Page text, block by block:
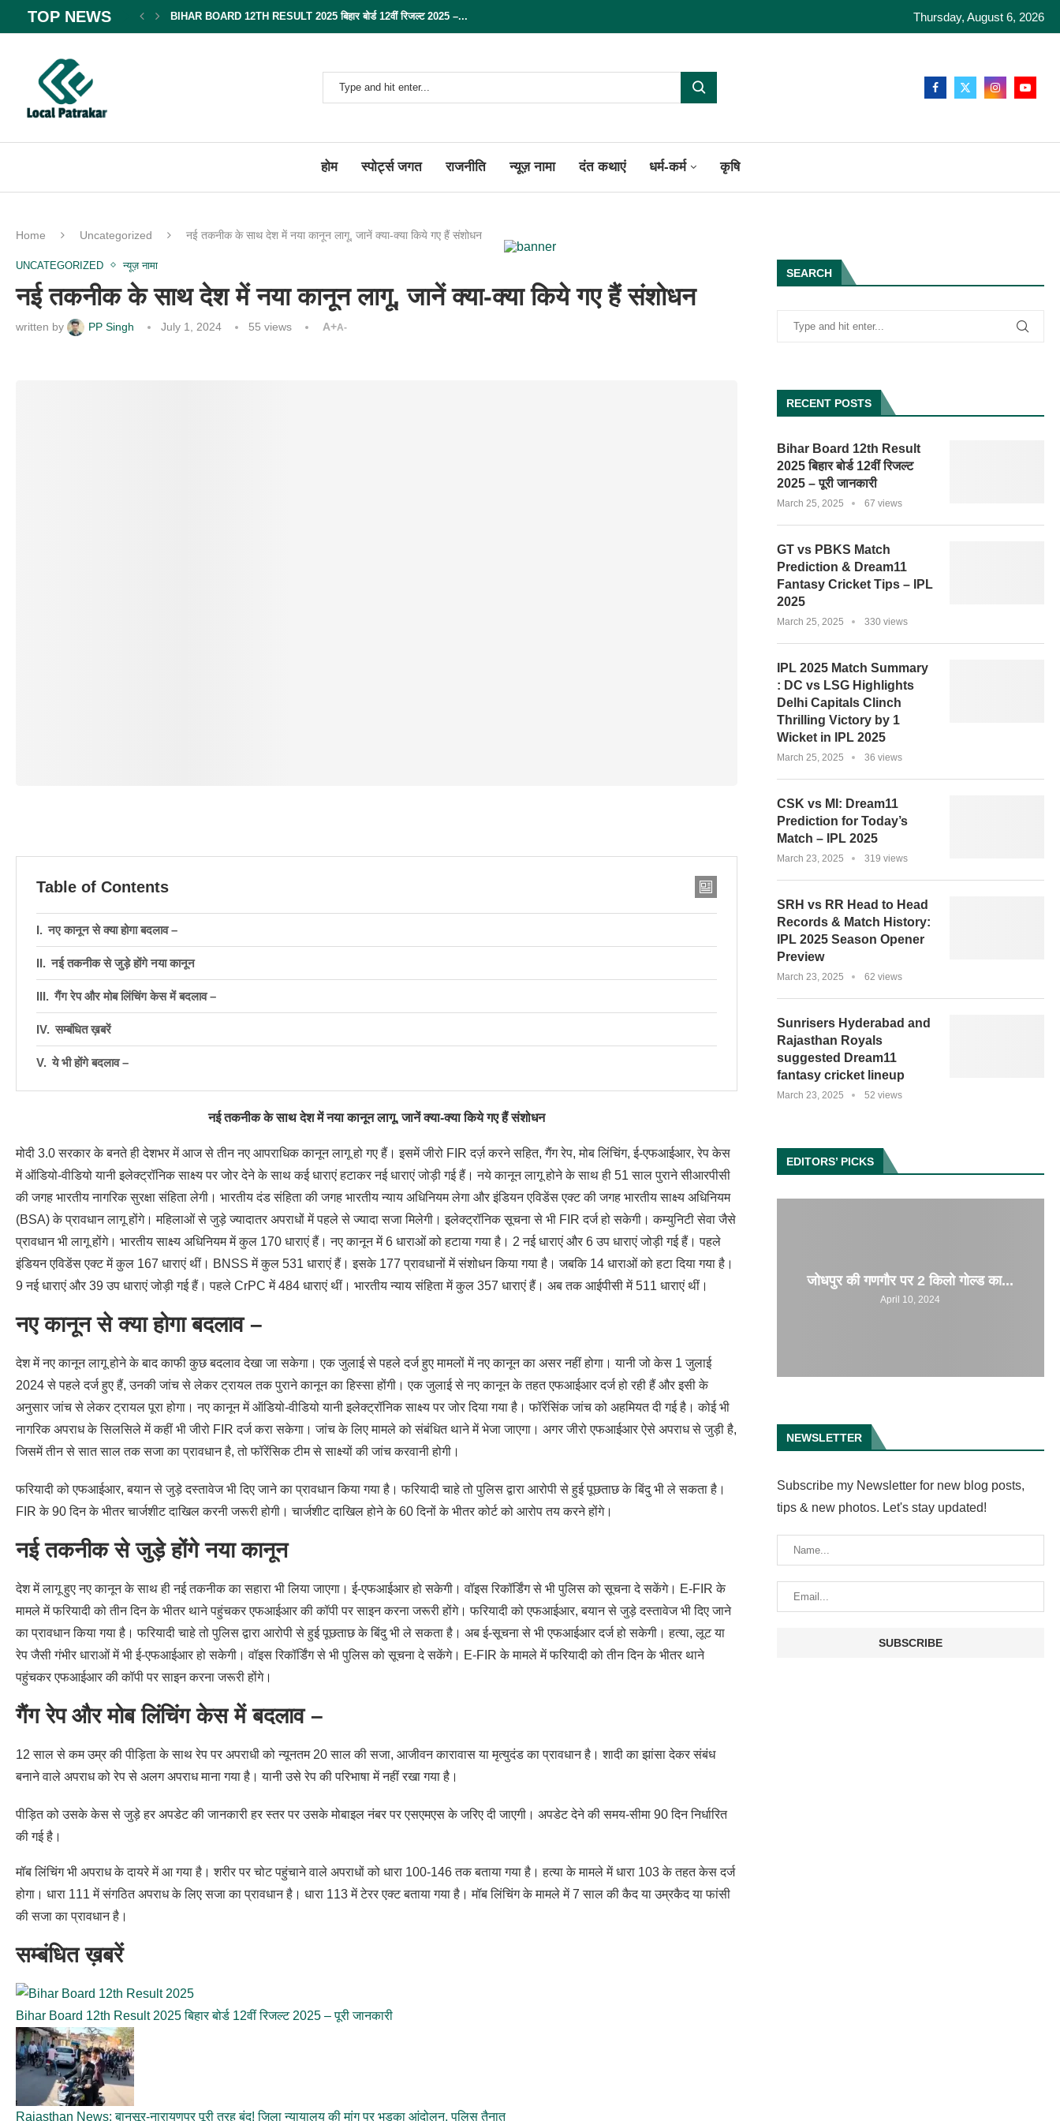
TOP NEWS BIHAR BOARD 12TH RESULT 2025 बिहार बोर्ड 12वीं रिजल्ट 2025 –... Thursday, August 6, 2026
होम स्पोर्ट्स जगत राजनीति न्यूज़ नामा दंत कथाएं धर्म-कर्म कृषि
Home Uncategorized नई तकनीक के साथ देश में नया कानून लागू, जानें क्या-क्या किये गए हैं संशोधन
UNCATEGORIZED न्यूज़ नामा
नई तकनीक के साथ देश में नया कानून लागू, जानें क्या-क्या किये गए हैं संशोधन
written by PP Singh July 1, 2024 55 views A+A-
Table of Contents
नए कानून से क्या होगा बदलाव –
नई तकनीक से जुड़े होंगे नया कानून
गैंग रेप और मोब लिंचिंग केस में बदलाव –
सम्बंधित ख़बरें
ये भी होंगे बदलाव –
नई तकनीक के साथ देश में नया कानून लागू, जानें क्या-क्या किये गए हैं संशोधन
मोदी 3.0 सरकार के बनते ही देशभर में आज से तीन नए आपराधिक कानून लागू हो गए हैं। इसमें जीरो FIR दर्ज़ करने सहित, गैंग रेप, मोब लिंचिंग, ई-एफआईआर, रेप केस
में ऑडियो-वीडियो यानी इलेक्ट्रॉनिक साक्ष्य पर जोर देने के साथ कई धाराएं हटाकर नई धाराएं जोड़ी गई हैं। नये कानून लागू होने के साथ ही 51 साल पुराने सीआरपीसी
की जगह भारतीय नागरिक सुरक्षा संहिता लेगी। भारतीय दंड संहिता की जगह भारतीय न्याय अधिनियम लेगा और इंडियन एविडेंस एक्ट की जगह भारतीय साक्ष्य अधिनियम
(BSA) के प्रावधान लागू होंगे। महिलाओं से जुड़े ज्यादातर अपराधों में पहले से ज्यादा सजा मिलेगी। इलेक्ट्रॉनिक सूचना से भी FIR दर्ज हो सकेगी। कम्युनिटी सेवा जैसे
प्रावधान भी लागू होंगे। भारतीय साक्ष्य अधिनियम में कुल 170 धाराएं हैं। नए कानून में 6 धाराओं को हटाया गया है। 2 नई धाराएं और 6 उप धाराएं जोड़ी गई हैं। पहले
इंडियन एविडेंस एक्ट में कुल 167 धाराएं थीं। BNSS में कुल 531 धाराएं हैं। इसके 177 प्रावधानों में संशोधन किया गया है। जबकि 14 धाराओं को हटा दिया गया है।
9 नई धाराएं और 39 उप धाराएं जोड़ी गई हैं। पहले CrPC में 484 धाराएं थीं। भारतीय न्याय संहिता में कुल 357 धाराएं हैं। अब तक आईपीसी में 511 धाराएं थीं।
नए कानून से क्या होगा बदलाव –
देश में नए कानून लागू होने के बाद काफी कुछ बदलाव देखा जा सकेगा। एक जुलाई से पहले दर्ज हुए मामलों में नए कानून का असर नहीं होगा। यानी जो केस 1 जुलाई
2024 से पहले दर्ज हुए हैं, उनकी जांच से लेकर ट्रायल तक पुराने कानून का हिस्सा होंगी। एक जुलाई से नए कानून के तहत एफआईआर दर्ज हो रही हैं और इसी के
अनुसार जांच से लेकर ट्रायल पूरा होगा। नए कानून में ऑडियो-वीडियो यानी इलेक्ट्रॉनिक साक्ष्य पर जोर दिया गया है। फॉरेंसिंक जांच को अहमियत दी गई है। कोई भी
नागरिक अपराध के सिलसिले में कहीं भी जीरो FIR दर्ज करा सकेगा। जांच के लिए मामले को संबंधित थाने में भेजा जाएगा। अगर जीरो एफआईआर ऐसे अपराध से जुड़ी है,
जिसमें तीन से सात साल तक सजा का प्रावधान है, तो फॉरेंसिक टीम से साक्ष्यों की जांच करवानी होगी।
फरियादी को एफआईआर, बयान से जुड़े दस्तावेज भी दिए जाने का प्रावधान किया गया है। फरियादी चाहे तो पुलिस द्वारा आरोपी से हुई पूछताछ के बिंदु भी ले सकता है।
FIR के 90 दिन के भीतर चार्जशीट दाखिल करनी जरूरी होगी। चार्जशीट दाखिल होने के 60 दिनों के भीतर कोर्ट को आरोप तय करने होंगे।
नई तकनीक से जुड़े होंगे नया कानून
देश में लागू हुए नए कानून के साथ ही नई तकनीक का सहारा भी लिया जाएगा। ई-एफआईआर हो सकेगी। वॉइस रिकॉर्डिंग से भी पुलिस को सूचना दे सकेंगे। E-FIR के
मामले में फरियादी को तीन दिन के भीतर थाने पहुंचकर एफआईआर की कॉपी पर साइन करना जरूरी होंगे। फरियादी को एफआईआर, बयान से जुड़े दस्तावेज भी दिए जाने
का प्रावधान किया गया है। फरियादी चाहे तो पुलिस द्वारा आरोपी से हुई पूछताछ के बिंदु भी ले सकता है। अब ई-सूचना से भी एफआईआर दर्ज हो सकेगी। हत्या, लूट या
रेप जैसी गंभीर धाराओं में भी ई-एफआईआर हो सकेगी। वॉइस रिकॉर्डिंग से भी पुलिस को सूचना दे सकेंगे। E-FIR के मामले में फरियादी को तीन दिन के भीतर थाने
पहुंचकर एफआईआर की कॉपी पर साइन करना जरूरी होंगे।
गैंग रेप और मोब लिंचिंग केस में बदलाव –
12 साल से कम उम्र की पीड़िता के साथ रेप पर अपराधी को न्यूनतम 20 साल की सजा, आजीवन कारावास या मृत्युदंड का प्रावधान है। शादी का झांसा देकर संबंध
बनाने वाले अपराध को रेप से अलग अपराध माना गया है। यानी उसे रेप की परिभाषा में नहीं रखा गया है।
पीड़ित को उसके केस से जुड़े हर अपडेट की जानकारी हर स्तर पर उसके मोबाइल नंबर पर एसएमएस के जरिए दी जाएगी। अपडेट देने की समय-सीमा 90 दिन निर्धारित
की गई है।
मॉब लिंचिंग भी अपराध के दायरे में आ गया है। शरीर पर चोट पहुंचाने वाले अपराधों को धारा 100-146 तक बताया गया है। हत्या के मामले में धारा 103 के तहत केस दर्ज
होगा। धारा 111 में संगठित अपराध के लिए सजा का प्रावधान है। धारा 113 में टेरर एक्ट बताया गया है। मॉब लिंचिंग के मामले में 7 साल की कैद या उम्रकैद या फांसी
की सजा का प्रावधान है।
सम्बंधित ख़बरें
Bihar Board 12th Result 2025 बिहार बोर्ड 12वीं रिजल्ट 2025 – पूरी जानकारी
Rajasthan News: बानसूर-नारायणपुर पूरी तरह बंद! जिला न्यायालय की मांग पर भड़का आंदोलन, पुलिस तैनात
SEARCH
RECENT POSTS
Bihar Board 12th Result
2025 बिहार बोर्ड 12वीं रिजल्ट
2025 – पूरी जानकारी
March 25, 2025 67 views
GT vs PBKS Match
Prediction & Dream11
Fantasy Cricket Tips – IPL
2025
March 25, 2025 330 views
IPL 2025 Match Summary
: DC vs LSG Highlights
Delhi Capitals Clinch
Thrilling Victory by 1
Wicket in IPL 2025
March 25, 2025 36 views
CSK vs MI: Dream11
Prediction for Today’s
Match – IPL 2025
March 23, 2025 319 views
SRH vs RR Head to Head
Records & Match History:
IPL 2025 Season Opener
Preview
March 23, 2025 62 views
Sunrisers Hyderabad and
Rajasthan Royals
suggested Dream11
fantasy cricket lineup
March 23, 2025 52 views
EDITORS’ PICKS
जोधपुर की गणगौर पर 2 किलो गोल्ड का...
April 10, 2024
NEWSLETTER
Subscribe my Newsletter for new blog posts,
tips & new photos. Let's stay updated!